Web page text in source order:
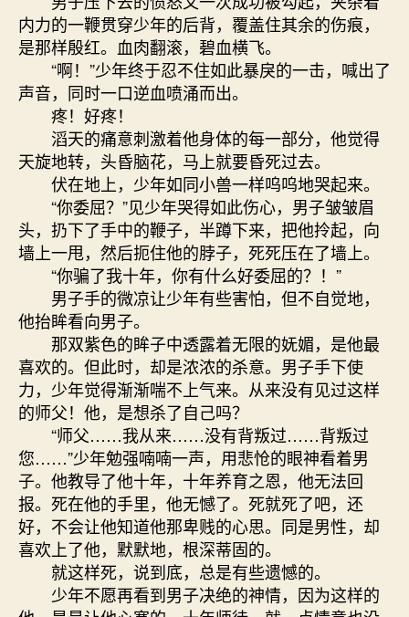
内力的一鞭贯穿少年的后背，覆盖住其余的伤痕，
是那样殷红。血肉翻滚，碧血横飞。
“啊！”少年终于忍不住如此暴戾的一击，喊出了
声音，同时一口逆血喷涌而出。
疼！好疼！
滔天的痛意刺激着他身体的每一部分，他觉得
天旋地转，头昏脑花，马上就要昏死过去。
伏在地上，少年如同小兽一样呜呜地哭起来。
“你委屈？”见少年哭得如此伤心，男子皱皱眉
头，扔下了手中的鞭子，半蹲下来，把他拎起，向
墙上一甩，然后扼住他的脖子，死死压在了墙上。
“你骗了我十年，你有什么好委屈的？！”
男子手的微凉让少年有些害怕，但不自觉地，
他抬眸看向男子。
那双紫色的眸子中透露着无限的妩媚，是他最
喜欢的。但此时，却是浓浓的杀意。男子手下使
力，少年觉得渐渐喘不上气来。从来没有见过这样
的师父！他，是想杀了自己吗？
“师父……我从来……没有背叛过……背叛过
您……”少年勉强喃喃一声，用悲怆的眼神看着男
子。他教导了他十年，十年养育之恩，他无法回
报。死在他的手里，他无憾了。死就死了吧，还
好，不会让他知道他那卑贱的心思。同是男性，却
喜欢上了他，默默地，根深蒂固的。
就这样死，说到底，总是有些遗憾的。
少年不愿再看到男子决绝的神情，因为这样的